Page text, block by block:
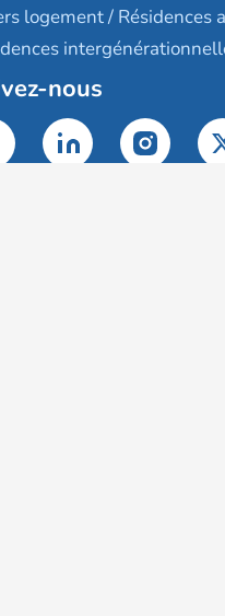
logement / Résidences
nous